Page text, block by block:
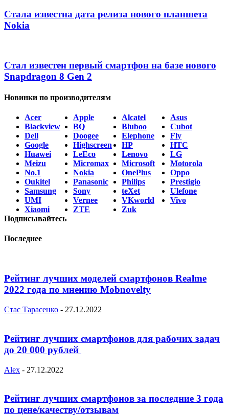
Стала известна дата релиза нового планшета
Nokia
Стал известен первый смартфон на базе нового
Snapdragon 8 Gen 2
Новинки по производителям
Acer Apple Alcatel
Asus
Blackview
BQ Bluboo
Cubot
Dell
Doogee Elephone
Fly
Google
Highscreen HP
HTC
Huawei
LeEco Lenovo
LG
Meizu
Micromax Microsoft
Motorola
No.1
Nokia OnePlus
Oppo
Oukitel
Panasonic Philips
Prestigio
Samsung
Sony teXet
Ulefone
UMI
Vernee VKworld
Vivo
Xiaomi
ZTE
Zuk
Подписывайтесь
Последнее
Рейтинг лучших моделей смартфонов Realme
2022 года по мнению Mobnovelty
Стас Тарасенко - 27.12.2022
Рейтинг лучших смартфонов для рабочих задач
до 20 000 рублей
Alex - 27.12.2022
Рейтинг лучших смартфонов за последние 3 года
по цене/качеству/отзывам